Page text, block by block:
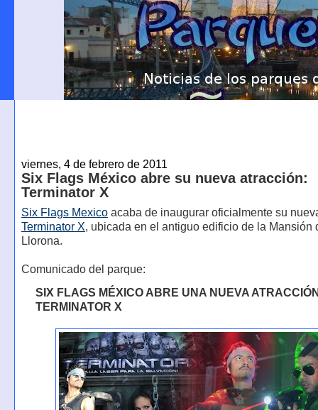
viernes, 4 de febrero de 2011
Six Flags México abre su nueva atracción:
Terminator X
Six Flags Mexicoacaba de inaugurar oficialmente su
Terminator X, ubicada en el antiguo edificio de la Mansión
Llorona.
Comunicado del parque:
SIX FLAGS MÉXICO ABRE UNA NUEVA
TERMINATOR X